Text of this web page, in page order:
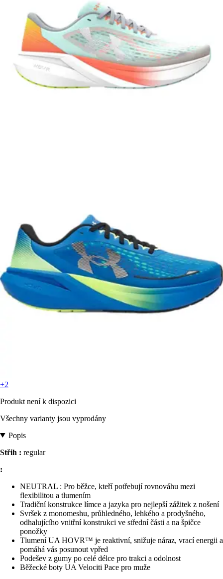
+2
Produkt není k dispozici
Všechny varianty jsou vyprodány
Popis
Střih : regular
:
NEUTRAL : Pro běžce, kteří potřebují rovnováhu mezi
flexibilitou a tlumením
Tradiční konstrukce límce a jazyka pro nejlepší zážitek z nošení
Svršek z monomeshu, průhledného, lehkého a prodyšného,
odhalujícího vnitřní konstrukci ve střední části a na špičce
ponožky
Tlumení UA HOVR™ je reaktivní, snižuje náraz, vrací energii a
pomáhá vás posunout vpřed
Podešev z gumy po celé délce pro trakci a odolnost
Běžecké boty UA Velociti Pace pro muže